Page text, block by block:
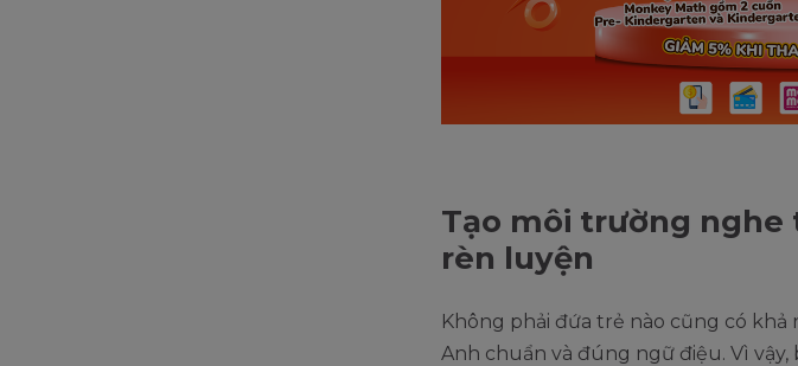
Tạo môi trường
rèn luyện
Không phải đứa trẻ nào cũng có
Anh chuẩn và đúng ngữ điệu. Vì